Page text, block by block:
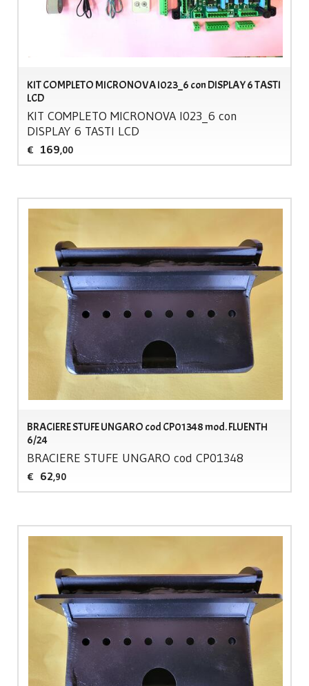
KIT COMPLETO MICRONOVA I023_6 con DISPLAY 6 TASTI
LCD
KIT COMPLETO MICRONOVAI023_6 con
DISPLAY6 TASTI LCD
€ 169,00
BRACIERE STUFE UNGARO cod CP01348 mod. FLUENTH
6/24
BRACIERE STUFE UNGARO cod CP01348
€ 62,90